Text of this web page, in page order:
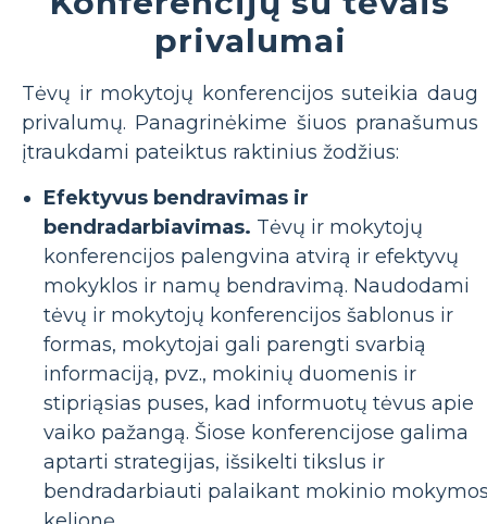
privalumai
Tėvų ir mokytojų konferencijos suteikia daug
privalumų. Panagrinėkime šiuos pranašumus
įtraukdami pateiktus raktinius žodžius:
Efektyvus bendravimas ir
bendradarbiavimas. Tėvų ir mokytojų
konferencijos palengvina atvirą ir efektyvų
mokyklos ir namų bendravimą. Naudodami
tėvų ir mokytojų konferencijos šablonus ir
formas, mokytojai gali parengti svarbią
informaciją, pvz., mokinių duomenis ir
stipriąsias puses, kad informuotų tėvus apie
vaiko pažangą. Šiose konferencijose galima
aptarti strategijas, išsikelti tikslus ir
bendradarbiauti palaikant mokinio